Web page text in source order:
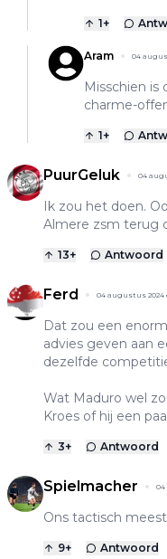
1+
Aram 04
Misschien is
charme-
1+
PuurGeluk 04
Ik zou het doen.
Almere zsm terug
13+ Antwoord
Ferd 04 augustus 2024
Dat zou een
advies geven aan
dezelfde
Wat Maduro wel
Kroes of hij een
3+ Antwoord
Spielmacher 04
Ons tactisch
9+ Antwoord